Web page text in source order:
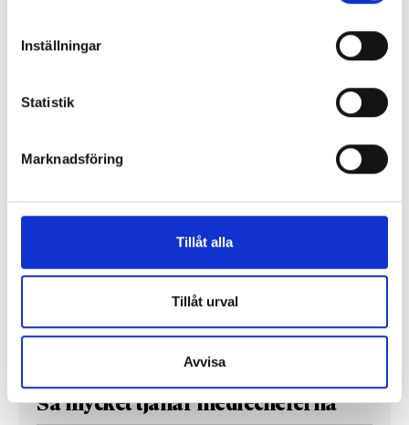
Inställningar
Statistik
Marknadsföring
Tillåt alla
Tillåt urval
Avvisa
Så mycket tjänar mediecheferna